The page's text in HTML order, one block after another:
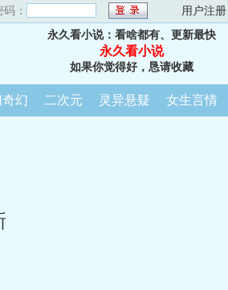
码： 用户注册
永久看小说：看啥都有、更新最快
永久看小说
如果你觉得好，恳请收藏
幻 二次元 灵异悬疑 女生言情